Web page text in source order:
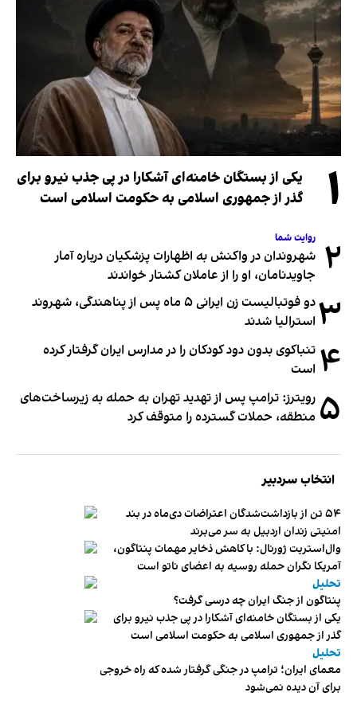
۱
یکی از بستگان خامنه‌ای آشکارا در پی جذب نیرو برای
گذر از جمهوری اسلامی به حکومت اسلامی است
۲ روایت شما
شهروندان در واکنش به اظهارات پزشکیان درباره آمار
جاویدنامان، او را از عاملان کشتار خواندند
۳
دو فوتبالیست زن ایرانی ۵ ماه پس از پناهندگی، شهروند
استرالیا شدند
۴ تنباکوی بدون دود کودکان را در مدارس ایران گرفتار کرده
است
۵ رویترز: ترامپ پس از تهدید تهران به حمله به زیرساخت‌های
منطقه، حملات گسترده را متوقف کرد
انتخاب سردبیر
۵۴ تن از بازداشت‌شدگان اعتراضات دی‌ماه در بند
امنیتی زندان اردبیل به سر می‌برند
وال‌استریت ژورنال: با کاهش ذخایر مهمات پنتاگون،
آمریکا نگران حمله روسیه به اعضای ناتو‌ است
تحلیل
پنتاگون از جنگ ایران چه درسی گرفت؟
یکی از بستگان خامنه‌ای آشکارا در پی جذب نیرو برای
گذر از جمهوری اسلامی به حکومت اسلامی است
تحلیل
معمای ایران؛ ترامپ در جنگی گرفتار شده که راه خروجی
برای آن دیده نمی‌شود